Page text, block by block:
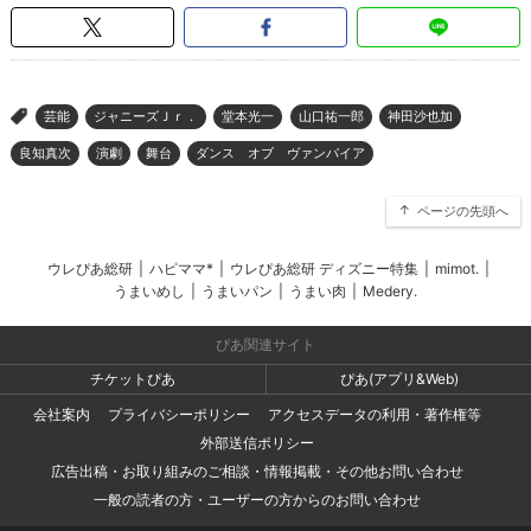
> 芸能 ジャニーズＪｒ． 堂本光一 山口祐一郎 神田沙也加
良知真次 演劇 舞台 ダンス オブ ヴァンパイア
ページの先頭へ
ウレぴあ総研 ハピママ* ウレぴあ総研 ディズニー特集 mimot.
うまいめし
うまいパン うまい肉 Medery.
ぴあ関連サイト
チケットぴあ
ぴあ(アプリ&Web)
会社案内
プライバシーポリシー
アクセスデータの利用・著作権等
外部送信ポリシー
広告出稿・お取り組みのご相談・情報掲載・その他お問い合わせ
一般の読者の方・ユーザーの方からのお問い合わせ